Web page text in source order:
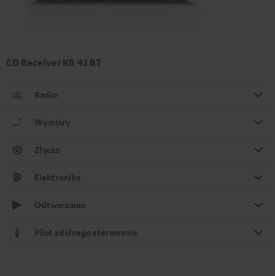
CD Receiver KB 42 BT
Radio
Wymiary
Złącza
Elektronika
Odtwarzanie
Pilot zdalnego sterowania